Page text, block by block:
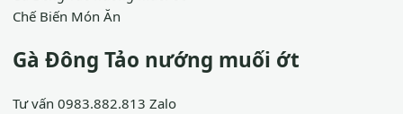
Chế Biến Món Ăn
Gà Đông Tảo nướng muối ớt
Tư vấn 0983.882.813 Zalo